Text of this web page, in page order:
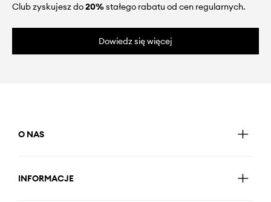
Club zyskujesz do20%stałego rabatu od cen regularnych.
Dowiedz się więcej
O NAS
INFORMACJE